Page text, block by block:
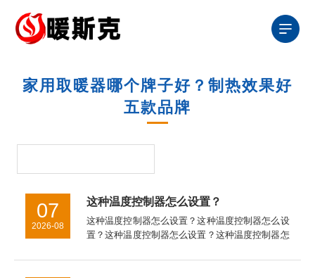
家用取暖器哪个牌子好？制热效果好
五款品牌
这种温度控制器怎么设置？
这种温度控制器怎么设置？这种温度控制器怎么设
置？这种温度控制器怎么设置？这种温度控制器怎
怎么设置Ew一981温度控制器怎么设置泛达p909温
07
2026-08